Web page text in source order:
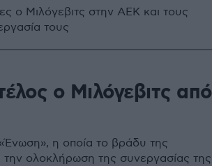
ο Μιλόγεβιτς στην ΑΕΚ και τους
τους
ο Μιλόγεβιτς από
η οποία το βράδυ της
ολοκλήρωση της συνεργασίας της